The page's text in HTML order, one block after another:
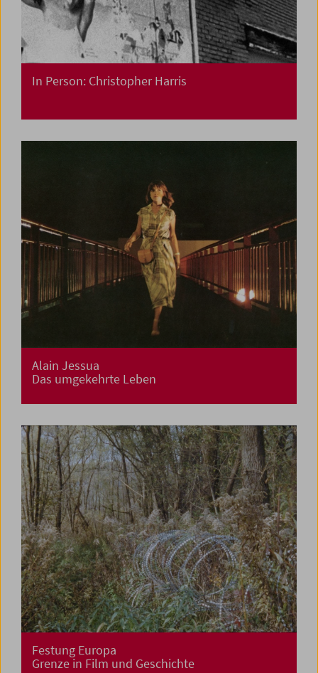
In Person: Christopher Harris
Alain Jessua
Das umgekehrte Leben
Festung Europa
Grenze in Film und Geschichte